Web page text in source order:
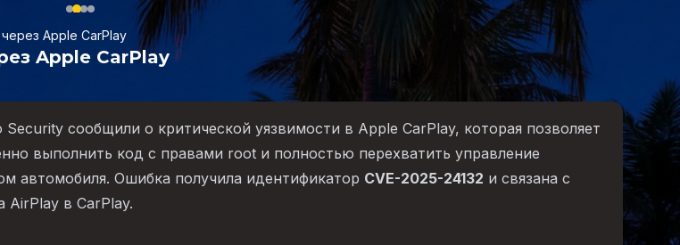
Apple CarPlay
Apple CarPlay
Security сообщили о критической уязвимости в Apple CarPlay, которая позволяет
выполнить код с правами root и полностью перехватить управление
автомобиля. Ошибка получила идентификатор CVE-2025-24132 и связана с
AirPlay в CarPlay.